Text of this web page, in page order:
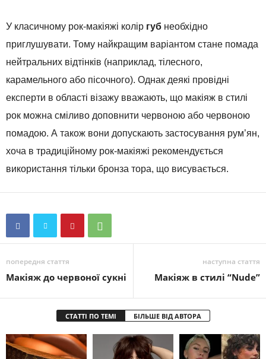
У класичному рок-макіяжі колір губ необхідно
приглушувати. Тому найкращим варіантом стане помада
нейтральних відтінків (наприклад, тілесного,
карамельного або пісочного). Однак деякі провідні
експерти в області візажу вважають, що макіяж в стилі
рок можна сміливо доповнити червоною або червоною
помадою. А також вони допускають застосування рум’ян,
хоча в традиційному рок-макіяжі рекомендується
використання тільки бронза тора, що висувається.
попередня стаття
Макіяж до червоної сукні
наступна стаття
Макіяж в стилі “Nude”
СТАТТІ ПО ТЕМІ БІЛЬШЕ ВІД АВТОРА